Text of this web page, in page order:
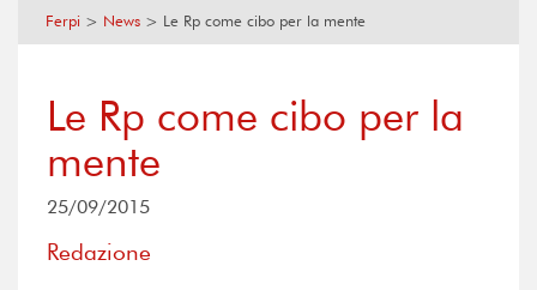
Ferpi > News > Le Rp come cibo per la mente
Le Rp come cibo per la
mente
25/09/2015
Redazione